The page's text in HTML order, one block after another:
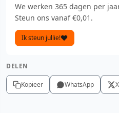
We werken 365 dagen per
Steun ons vanaf €0,01.
Ik steun jullie!
DELEN
Kopieer WhatsApp X